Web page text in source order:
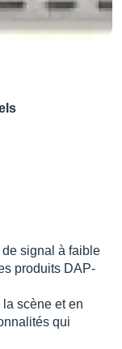
signal à faible
produits DAP-
scène et en
qui